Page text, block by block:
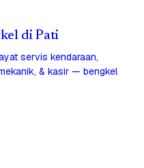
di Pati
servis kendaraan,
& kasir — bengkel